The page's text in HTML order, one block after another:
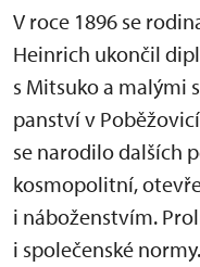
V roce 1896 se
Heinrich ukončil
s Mitsuko a malými
panství v
se narodilo dalších
kosmopolitní,
i náboženstvím.
i společenské